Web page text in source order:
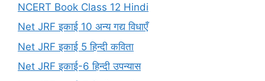
NCERT Book Class 12 Hindi
Net JRF इकाई 10 अन्य गद्य विधाएँ
Net JRF इकाई 5 हिन्दी कविता
Net JRF इकाई-6 हिन्दी उपन्यास